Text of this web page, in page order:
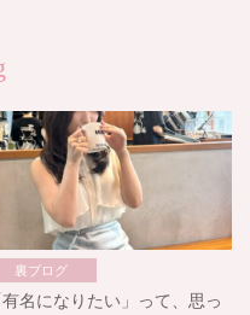
裏ブログ
有名になりたい」って、思っ